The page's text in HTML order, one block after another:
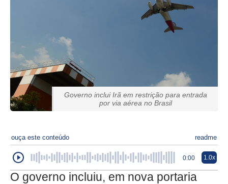
Governo inclui Irã em restrição para entrada
por via aérea no Brasil
ouça este conteúdo readme
0:00 1.0x
O governo incluiu, em nova portaria